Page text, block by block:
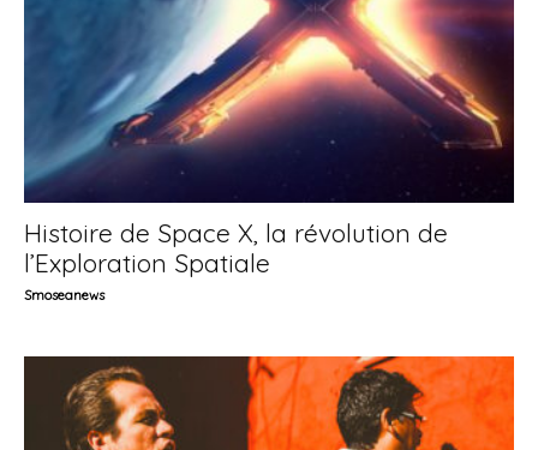
Histoire de Space X, la révolution de
l’Exploration Spatiale
Smoseanews